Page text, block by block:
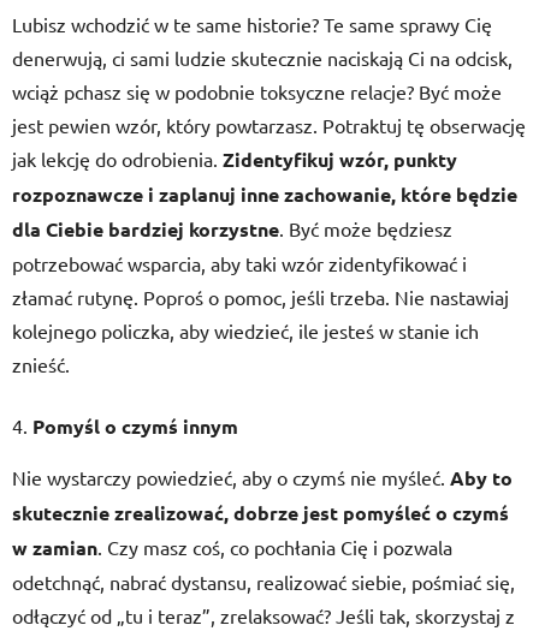
Lubisz wchodzić w te same historie? Te same sprawy Cię
denerwują, ci sami ludzie skutecznie naciskają Ci na odcisk,
wciąż pchasz się w podobnie toksyczne relacje? Być może
jest pewien wzór, który powtarzasz. Potraktuj tę obserwację
jak lekcję do odrobienia. Zidentyfikuj wzór, punkty
rozpoznawcze i zaplanuj inne zachowanie, które będzie
dla Ciebie bardziej korzystne. Być może będziesz
potrzebować wsparcia, aby taki wzór zidentyfikować i
złamać rutynę. Poproś o pomoc, jeśli trzeba. Nie nastawiaj
kolejnego policzka, aby wiedzieć, ile jesteś w stanie ich
znieść.
Pomyśl o czymś innym
Nie wystarczy powiedzieć, aby o czymś nie myśleć. Aby to
skutecznie zrealizować, dobrze jest pomyśleć o czymś
w zamian. Czy masz coś, co pochłania Cię i pozwala
odetchnąć, nabrać dystansu, realizować siebie, pośmiać się,
odłączyć od „tu i teraz”, zrelaksować? Jeśli tak, skorzystaj z